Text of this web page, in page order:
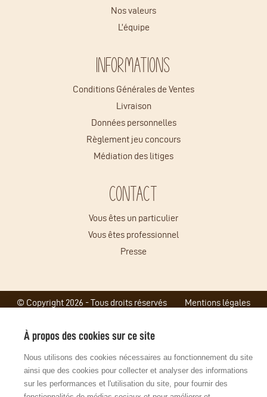
Nos valeurs
L’équipe
Informations
Conditions Générales de Ventes
Livraison
Données personnelles
Règlement jeu concours
Médiation des litiges
Contact
Vous êtes un particulier
Vous êtes professionnel
Presse
© Copyright 2026 - Tous droits réservés
Mentions légales
À propos des cookies sur ce site
Nous utilisons des cookies nécessaires au fonctionnement du site
ainsi que des cookies pour collecter et analyser des informations
sur les performances et l'utilisation du site, pour fournir des